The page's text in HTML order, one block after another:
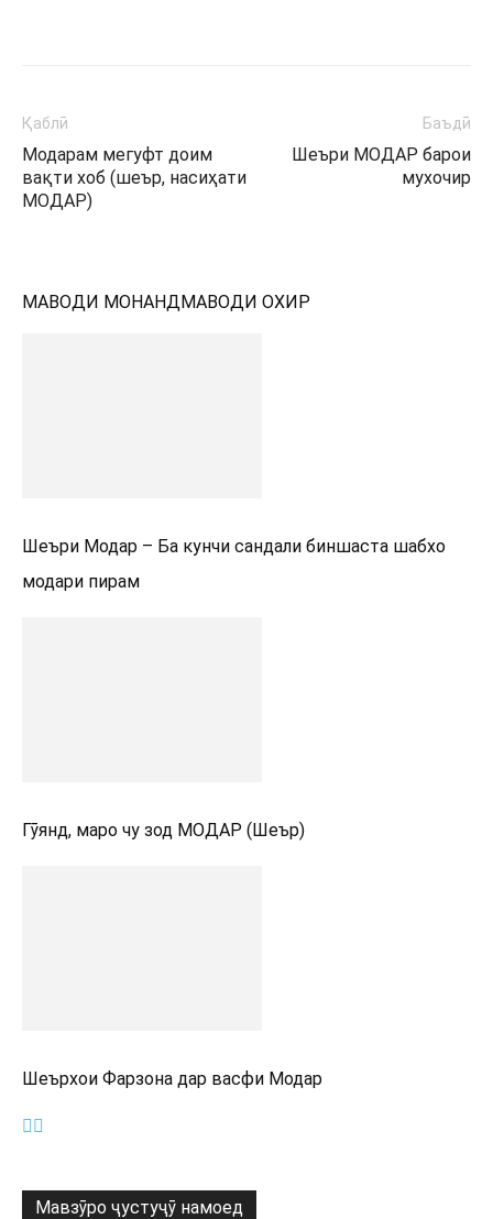
Қаблӣ
Модарам мегуфт доим
вақти хоб (шеър, насиҳати
МОДАР)
Баъдӣ
Шеъри МОДАР барои
мухочир
МАВОДИ МОНАНДМАВОДИ ОХИР
Шеъри Модар – Ба кунчи сандали биншаста шабхо
модари пирам
Гӯянд, маро чу зод МОДАР (Шеър)
Шеърхои Фарзона дар васфи Модар
Мавзӯро ҷустуҷӯ намоед